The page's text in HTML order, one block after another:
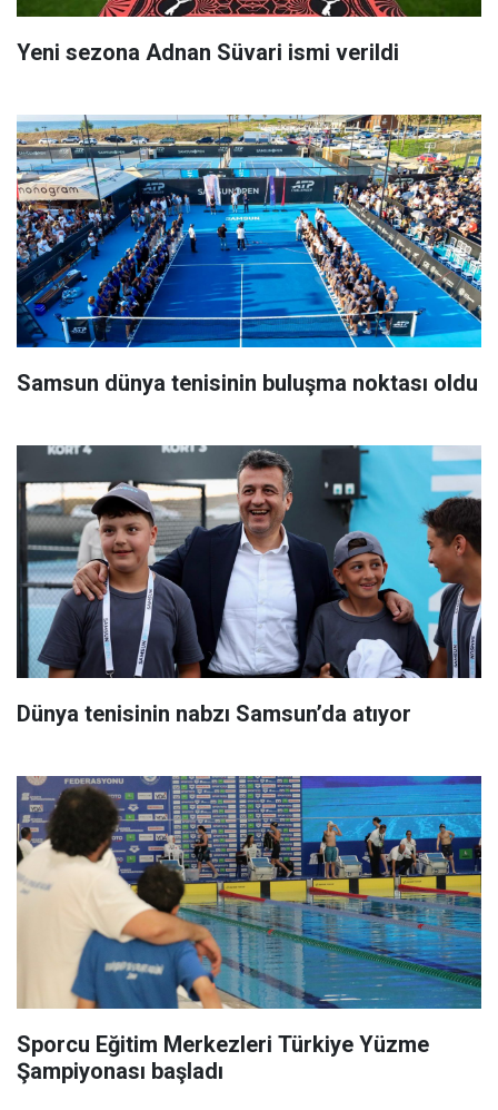
Yeni sezona Adnan Süvari ismi verildi
Samsun dünya tenisinin buluşma noktası oldu
Dünya tenisinin nabzı Samsun’da atıyor
Sporcu Eğitim Merkezleri Türkiye Yüzme
Şampiyonası başladı